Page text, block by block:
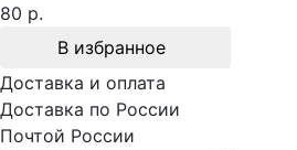
80 р.
В избранное
Доставка и оплата
Доставка по России
Почтой России